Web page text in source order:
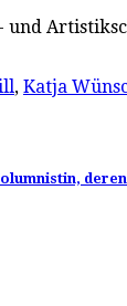
und
, Katja